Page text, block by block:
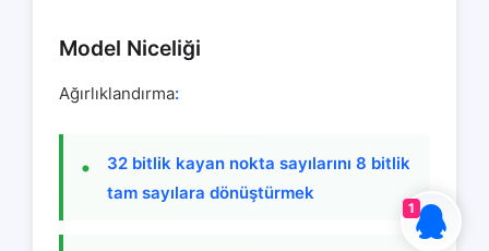
Model Niceliği
Ağırlıklandırma:
32 bitlik kayan nokta sayılarını 8 bitlik
tam sayılara dönüştürmek
1